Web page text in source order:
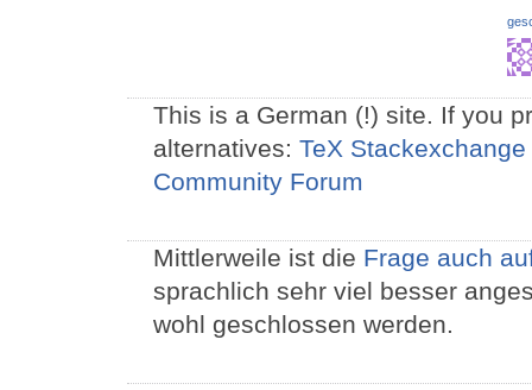
This is a German (!) site. If you
alternatives: TeX Stackexchange
Community Forum
Mittlerweile ist die Frage auch
sprachlich sehr viel besser
wohl geschlossen werden.